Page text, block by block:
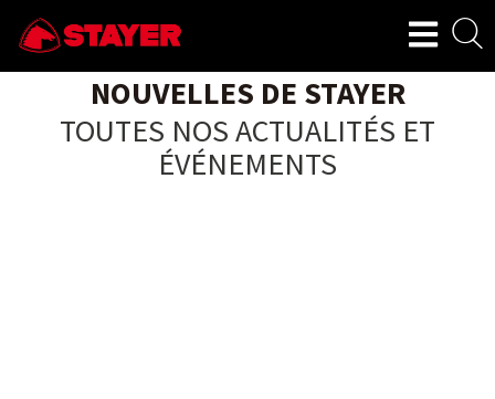
NOUVELLES DE STAYER
TOUTES NOS ACTUALITÉS ET
ÉVÉNEMENTS